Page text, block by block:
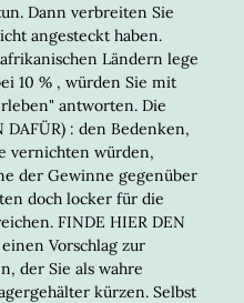
Dann verbreiten Sie
angesteckt haben.
Ländern lege
10 % , würden Sie mit
antworten. Die
: den Bedenken,
vernichten würden,
der Gewinne gegenüber
doch locker für die
FINDE HIER DEN
Vorschlag zur
der Sie als wahre
kürzen. Selbst